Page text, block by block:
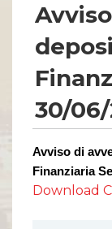
Management
Bilanci e
intermedie
Modello
Gruppo ASPI
30/
Avviso di
Finanziaria
Download